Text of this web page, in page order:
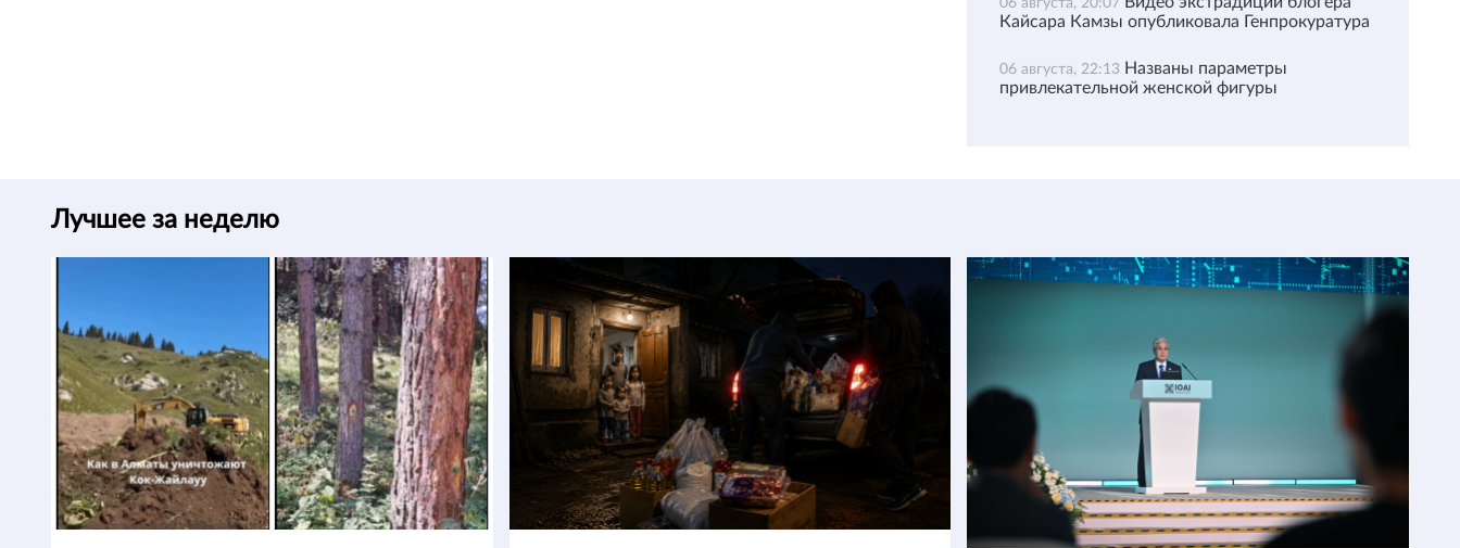
06 августа, 20:07
Кайсара Камзы опубликовала Генпрокуратура
06 августа, 22:13 Названы параметры
привлекательной женской фигуры
Лучшее за неделю